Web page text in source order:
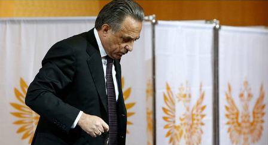
Россия
Наука и техника
Политика
Образование
В мире
Культура